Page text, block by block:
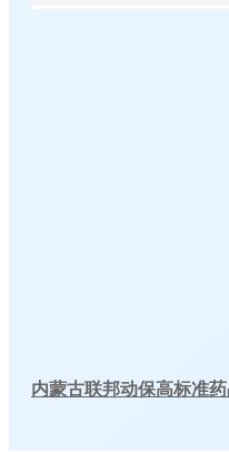
内蒙古联邦动保高标准